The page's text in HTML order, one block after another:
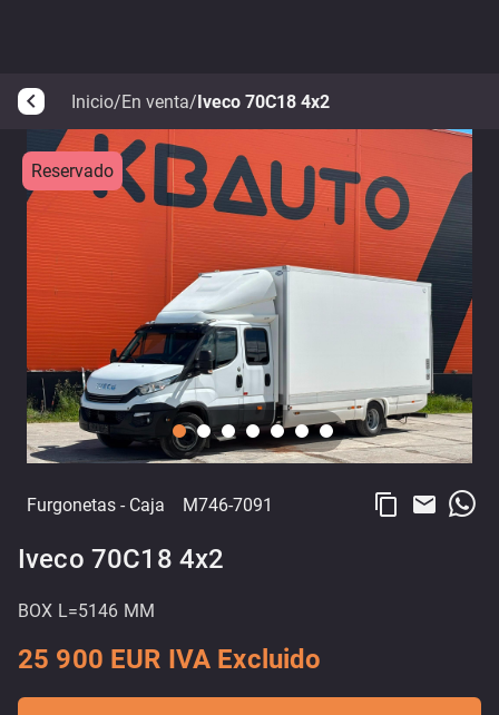
arrow_back_ios Inicio/En venta/Iveco 70C18 4x2
Reservado
Furgonetas - Caja M746-7091 content_copy email
Iveco 70C18 4x2
BOX L=5146 MM
25 900 EUR IVA Excluido